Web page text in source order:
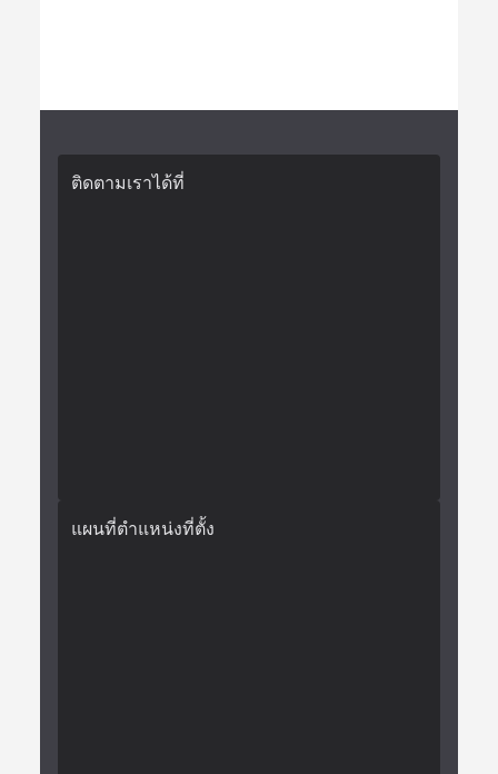
ติดตามเราได้ที่
แผนที่ตำแหน่งที่ตั้ง